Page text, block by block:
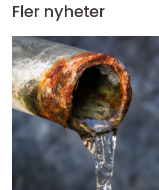
Fler nyheter